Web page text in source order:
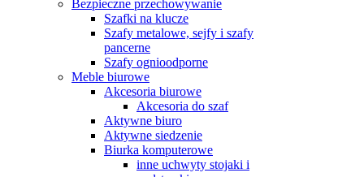
Bezpieczne przechowywanie
Szafki na klucze
Szafy metalowe, sejfy i szafy
pancerne
Szafy ognioodporne
Meble biurowe
Akcesoria biurowe
Akcesoria do szaf
Aktywne biuro
Aktywne siedzenie
Biurka komputerowe
inne uchwyty stojaki i